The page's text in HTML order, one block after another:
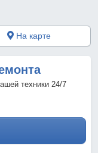
На карте
техники 24/7